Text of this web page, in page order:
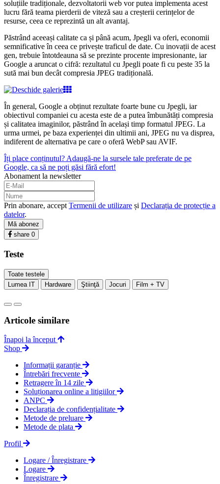
soluțiile tradiționale, dezvoltatorii web vor putea implementa acest
lucru fără teama pierderii de viteză sau a creșterii cerințelor de
resurse, ceea ce reprezintă un alt avantaj.
Păstrând aceeași calitate ca și până acum, Jpegli va oferi, economii
semnificative în ceea ce privește traficul de date. Cu inovații de acest
gen, trebuie întotdeauna să se prezinte procente impresionante, iar
Google a aruncat o cifră: rezultatul cu Jpegli poate fi cu peste 35 la
sută mai bun decât compresia JPEG tradițională.
În general, Google a obținut rezultate foarte bune cu Jpegli, iar
obiectivul companiei cu acesta este de a putea îmbunătăți compresia
și calitatea imaginilor, păstrând în același timp formatul JPEG. La
urma urmei, pe baza experienței din ultimii ani, JPEG nu va disprea,
indiferent de alternativa pe care o oferă WebP sau AVIF.
Îți place conținutul? Adaugă-ne la sursele tale preferate de pe
Google, ca să ne poți găsi fără efort!
Abonament la newsletter
Prin abonare, accept Termenii de utilizare și Declarația de protecție a
datelor.
Mă abonez
share 0
Teste
Toate testele
Lumea IT
Hardware Ştiinţă Jocuri Film + TV
Articole similare
Înapoi la început
Shop
Informații garanție
Întrebări frecvente
Retragere în 14 zile
Soluționarea online a litigiilor
ANPC
Declarația de confidențialitate
Metode de preluare
Metode de plata
Profil
Logare / Înregistrare
Logare
Înregistrare